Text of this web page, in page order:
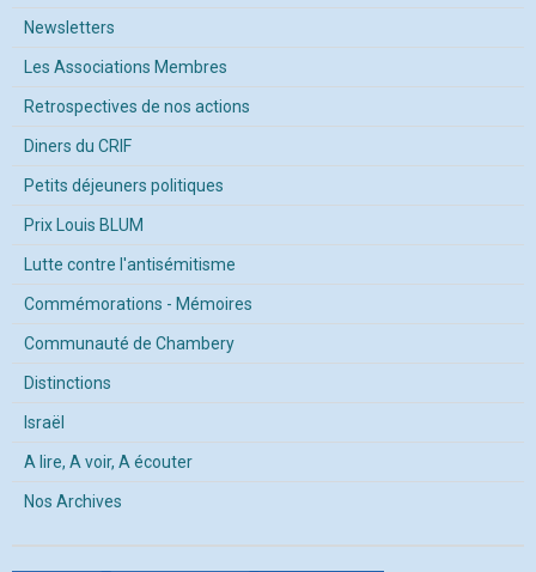
Newsletters
Les Associations Membres
Retrospectives de nos actions
Diners du CRIF
Petits déjeuners politiques
Prix Louis BLUM
Lutte contre l'antisémitisme
Commémorations - Mémoires
Communauté de Chambery
Distinctions
Israël
A lire, A voir, A écouter
Nos Archives